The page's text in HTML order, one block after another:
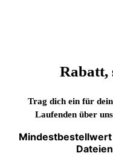
Rabatt,
Trag dich ein für
Laufenden über